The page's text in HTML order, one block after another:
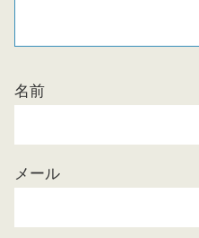
名前
メール